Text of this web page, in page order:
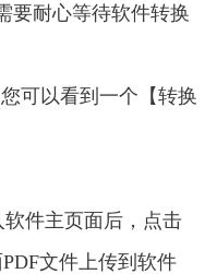
耐心等待软件转换
可以看到一个【转换
件主页面后，点击
文件上传到软件